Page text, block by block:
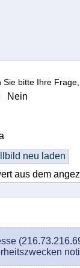
Sie bitte Ihre
Nein
aus dem